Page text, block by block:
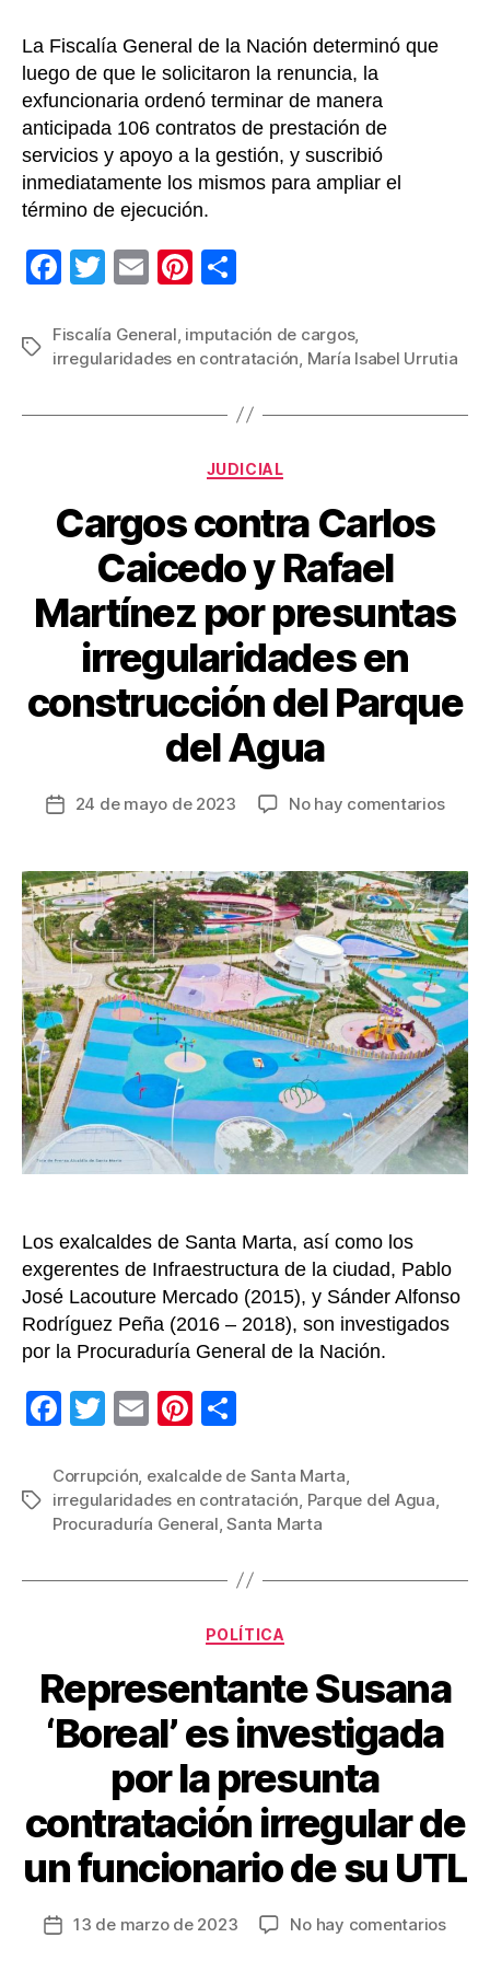
La Fiscalía General de la Nación determinó que
luego de que le solicitaron la renuncia, la
exfuncionaria ordenó terminar de manera
anticipada 106 contratos de prestación de
servicios y apoyo a la gestión, y suscribió
inmediatamente los mismos para ampliar el
término de ejecución.
F
c
e
b
k
T
tt
er
E
ail
Pi
er
e
st
m
p
ar
Etiquetas
Fiscalía General, imputación de cargos,
irregularidades en contratación, María Isabel Urrutia
Categorías
JUDICIAL
Cargos contra Carlos
Caicedo y Rafael
Martínez por presuntas
irregularidades en
construcción del Parque
del Agua
Fecha
entrada
24 de mayo de 2023 No hay comentariosen
y
por
en
del
del
Los exalcaldes de Santa Marta, así como los
exgerentes de Infraestructura de la ciudad, Pablo
José Lacouture Mercado (2015), y Sánder Alfonso
Rodríguez Peña (2016 – 2018), son investigados
por la Procuraduría General de la Nación.
F
c
e
o
T
tt
er
E
ail
Pi
er
e
m
p
tir
Etiquetas
Corrupción exalcalde de Santa Marta
irregularidades en contratación Parque del Agua
Procuraduría General ,Santa Marta
Categorías
POLÍTICA
Representante Susana
‘Boreal’ es investigada
por la presunta
contratación irregular de
un funcionario de su UTL
Fecha13 de marzo de 2023 No hay comentariosen